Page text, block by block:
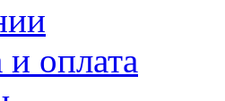
и оплата